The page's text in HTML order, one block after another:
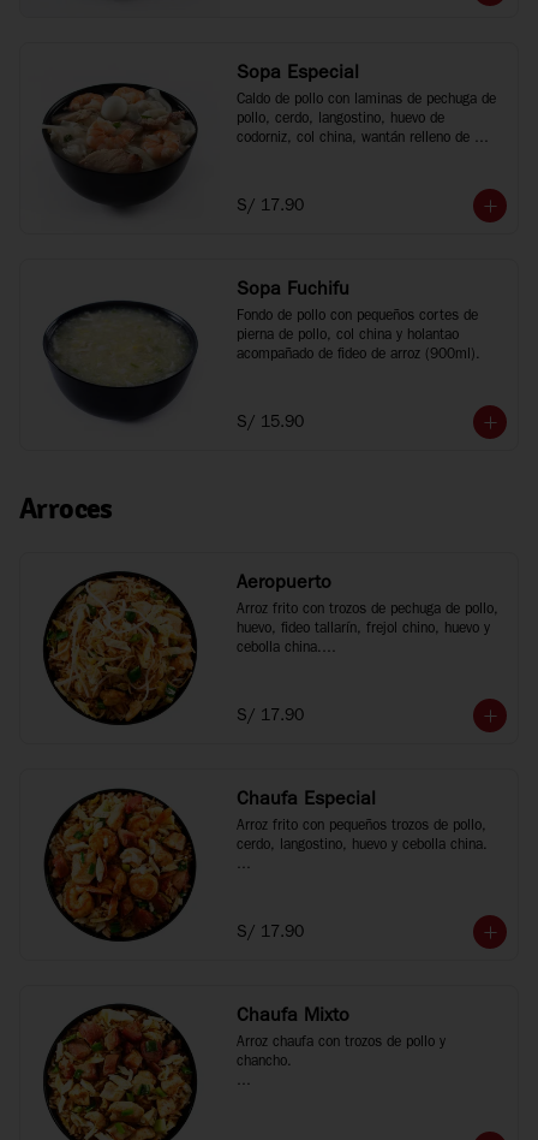
Sopa Especial
Caldo de pollo con laminas de pechuga de
pollo, cerdo, langostino, huevo de
codorniz, col china, wantán relleno de
S/ 17.90
Sopa Fuchifu
Fondo de pollo con pequeños cortes de
pierna de pollo, col china y holantao
acompañado de fideo de arroz (900ml).
S/ 15.90
Arroces
Aeropuerto
Arroz frito con trozos de pechuga de pollo,
huevo, fideo tallarín, frejol chino, huevo y
cebolla china.
*Fotos referenciales
S/ 17.90
Chaufa Especial
Arroz frito con pequeños trozos de pollo,
cerdo, langostino, huevo y cebolla china.
S/ 17.90
Chaufa Mixto
Arroz chaufa con trozos de pollo y
chancho.